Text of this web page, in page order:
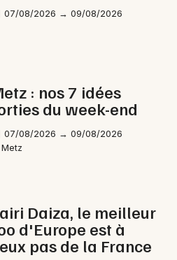
Est
07/08/2026 → 09/08/2026
: nos 7 idées
du week-end
07/08/2026 → 09/08/2026
Metz
Daiza, le meilleur
d'Europe est à
pas de la France